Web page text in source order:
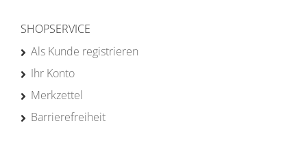
SHOPSERVICE
Als Kunde registrieren
Ihr Konto
Merkzettel
Barrierefreiheit